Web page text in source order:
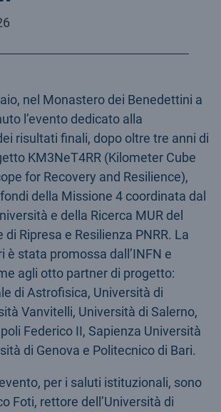
nel Monastero dei Benedettini a
l’evento dedicato alla
risultati finali, dopo oltre tre anni di
KM3NeT4RR (Kilometer Cube
for Recovery and Resilience),
della Missione 4 coordinata dal
e della Ricerca MUR del
di Ripresa e Resilienza PNRR. La
è stata promossa dall’INFN e
agli otto partner di progetto:
di Astrofisica, Università di
Vanvitelli, Università di Salerno,
Federico II, Sapienza Università
di Genova e Politecnico di Bari.
per i saluti istituzionali, sono
Foti, rettore dell’Università di